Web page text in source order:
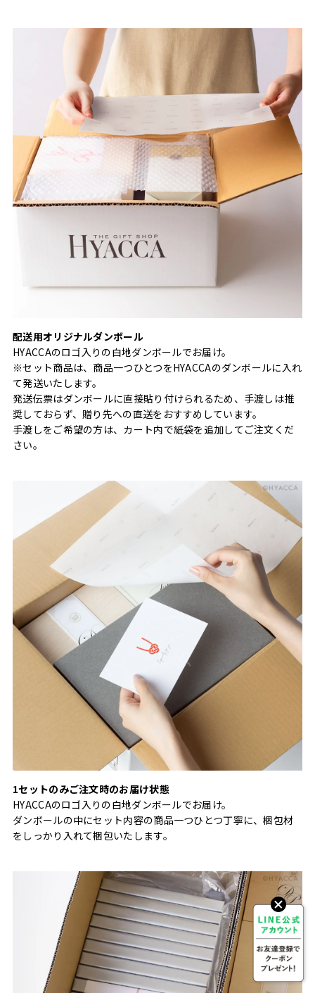
配送用オリジナルダンボール
HYACCAのロゴ入りの白地ダンボールでお届け。
※セット商品は、商品一つひとつをHYACCAのダンボールに入れ
て発送いたします。
発送伝票はダンボールに直接貼り付けられるため、手渡しは推
奨しておらず、贈り先への直送をおすすめしています。
手渡しをご希望の方は、カート内で紙袋を追加してご注文くだ
さい。
1セットのみご注文時のお届け状態
HYACCAのロゴ入りの白地ダンボールでお届け。
ダンボールの中にセット内容の商品一つひとつ丁寧に、梱包材
をしっかり入れて梱包いたします。